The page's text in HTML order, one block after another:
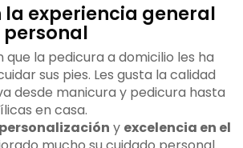
experiencia general
que la pedicura a domicilio les ha
sus pies. Les gusta la calidad
desde manicura y pedicura hasta
en casa.
y excelencia en el